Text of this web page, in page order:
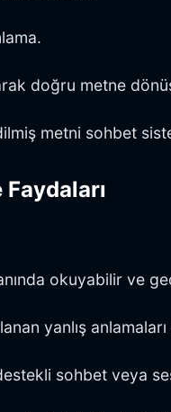
doğru metne
metni sohbet
okuyabilir ve
yanlış anlamaları
sohbet veya